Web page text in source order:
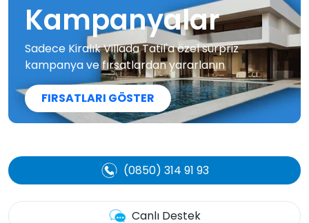
Kampanyalar
Sadece Kiralık Villada Tatil'a özel sürpriz
kampanya ve fırsatlardan yararlanın
FIRSATLARI GÖSTER
(0850) 314 91 93
Canlı Destek